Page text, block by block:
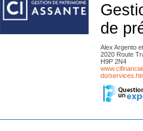
de
Alex Argento
2020 Route
H9P 2N4
do/